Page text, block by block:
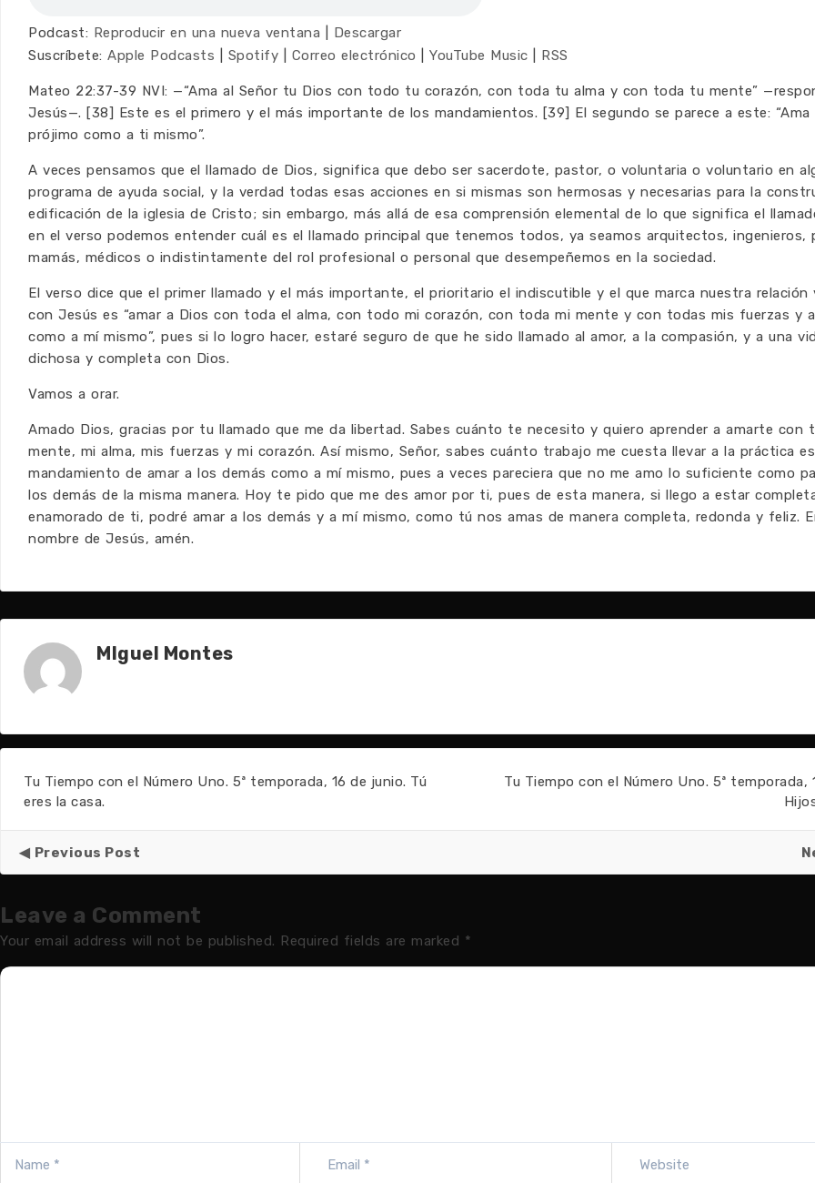
Podcast: Reproducir en una nueva ventana
Descargar
Suscríbete: Apple Podcasts Spotify Correo electrónico YouTube Music RSS
Mateo 22:37-39 NVI: —“Ama al Señor tu Dios con todo tu corazón, con toda tu alma y con toda tu mente”
Jesús—. [38] Este es el primero y el más importante de los mandamientos. [39] El segundo se parece a este:
prójimo como a ti mismo”.
A veces pensamos que el llamado de Dios, significa que debo ser sacerdote, pastor, o voluntaria o voluntario en
programa de ayuda social, y la verdad todas esas acciones en si mismas son hermosas y necesarias para la
edificación de la iglesia de Cristo; sin embargo, más allá de esa comprensión elemental de lo que significa el
en el verso podemos entender cuál es el llamado principal que tenemos todos, ya seamos arquitectos, ingenieros,
mamás, médicos o indistintamente del rol profesional o personal que desempeñemos en la sociedad.
El verso dice que el primer llamado y el más importante, el prioritario el indiscutible y el que marca nuestra relación
con Jesús es “amar a Dios con toda el alma, con todo mi corazón, con toda mi mente y con todas mis fuerzas y
como a mí mismo”, pues si lo logro hacer, estaré seguro de que he sido llamado al amor, a la compasión, y a una
dichosa y completa con Dios.
Vamos a orar.
Amado Dios, gracias por tu llamado que me da libertad. Sabes cuánto te necesito y quiero aprender a amarte con
mente, mi alma, mis fuerzas y mi corazón. Así mismo, Señor, sabes cuánto trabajo me cuesta llevar a la práctica
mandamiento de amar a los demás como a mí mismo, pues a veces pareciera que no me amo lo suficiente como
los demás de la misma manera. Hoy te pido que me des amor por ti, pues de esta manera, si llego a estar
enamorado de ti, podré amar a los demás y a mí mismo, como tú nos amas de manera completa, redonda y feliz.
nombre de Jesús, amén.
MIguel Montes
Tu Tiempo con el Número Uno. 5ª temporada, 16 de junio. Tú
eres la casa.
Tu Tiempo con el Número Uno. 5ª temporada,
Previous Post
Leave a Comment
Your email address will not be published. Required fields are marked *